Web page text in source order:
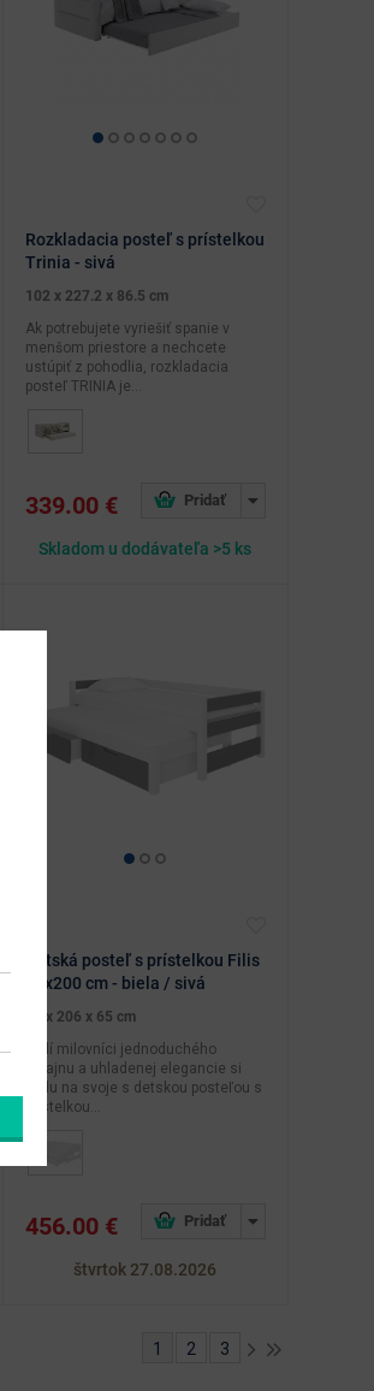
Rozkladacia posteľ s prístelkou
Trinia - sivá
102 x 227.2 x 86.5 cm
Ak potrebujete vyriešiť spanie v
menšom priestore a nechcete
ustúpiť z pohodlia, rozkladacia
posteľ TRINIA je...
339.00 €
Skladom u dodávateľa >5 ks
Detská posteľ s prístelkou Filis
90x200 cm - biela / sivá
97 x 206 x 65 cm
Malí milovníci jednoduchého
dizajnu a uhladenej elegancie si
prídu na svoje s detskou posteľou s
prístelkou...
456.00 €
štvrtok 27.08.2026
1 2 3